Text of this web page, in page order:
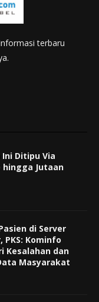
terbaru
Ditipu Via
Jutaan
di Server
PKS: Kominfo
Kesalahan dan
Masyarakat